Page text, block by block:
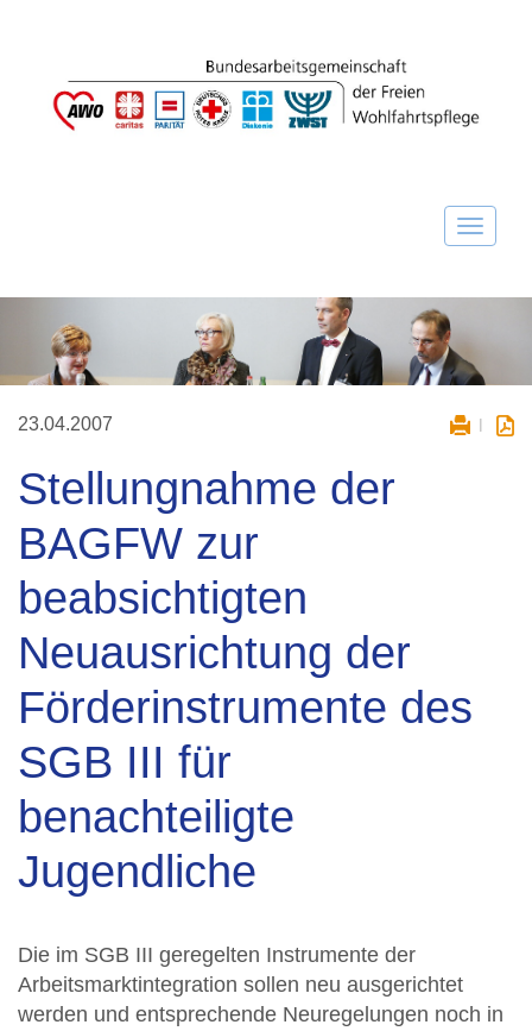
23.04.2007
Stellungnahme der
BAGFW zur
beabsichtigten
Neuausrichtung der
Förderinstrumente des
SGB III für
benachteiligte
Jugendliche
Die im SGB III geregelten Instrumente der
Arbeitsmarktintegration sollen neu ausgerichtet
werden und entsprechende Neuregelungen noch in